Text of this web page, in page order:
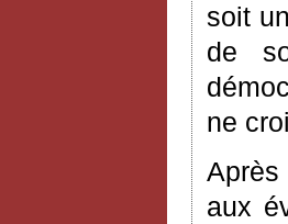
soit
de
ne
aux